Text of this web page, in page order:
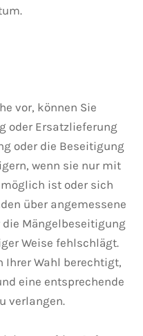
vor, können Sie
oder Ersatzlieferung
oder die Beseitigung
wenn sie nur mit
ist oder sich
über angemessene
Mängelbeseitigung
Weise fehlschlägt.
Ihrer Wahl berechtigt,
eine entsprechende
verlangen.